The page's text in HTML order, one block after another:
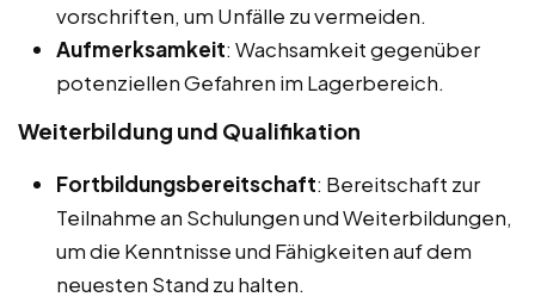
vorschriften, um Unfälle zu vermeiden.
Aufmerksamkeit: Wachsamkeit gegenüber
potenziellen Gefahren im Lagerbereich.
Weiterbildung und Qualifikation
Fortbildungsbereitschaft: Bereitschaft zur
Teilnahme an Schulungen und Weiterbildungen,
um die Kenntnisse und Fähigkeiten auf dem
neuesten Stand zu halten.